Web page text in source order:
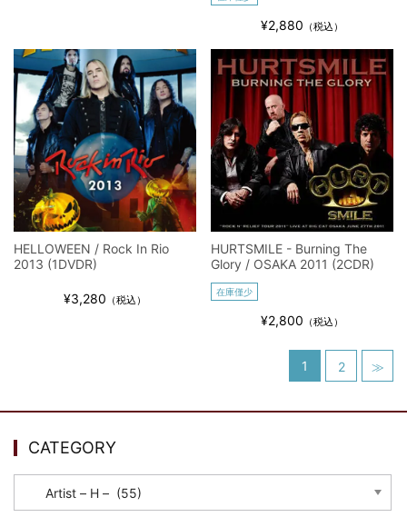
¥2,880 （税込）
HELLOWEEN / Rock In Rio
2013 (1DVDR)
¥3,280 （税込）
HURTSMILE - Burning The
Glory / OSAKA 2011 (2CDR)
在庫僅少
¥2,800 （税込）
1 2 ≫
CATEGORY